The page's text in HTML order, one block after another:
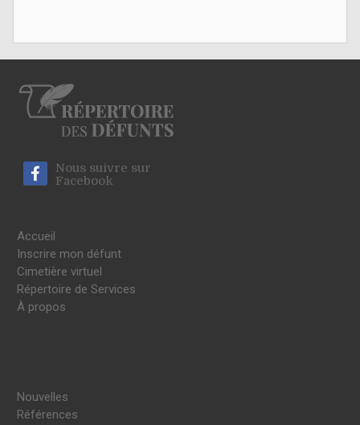
Nous suivre sur
Facebook
Accueil
Inscrire mon défunt
Cimetière virtuel
Répertoire de Services
À propos
Nouvelles
Références